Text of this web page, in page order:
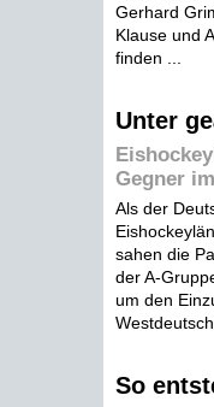
Gerhard
Klause und
finden ...
Unter
Gegner
Als der
sahen die
der A-
um den
So